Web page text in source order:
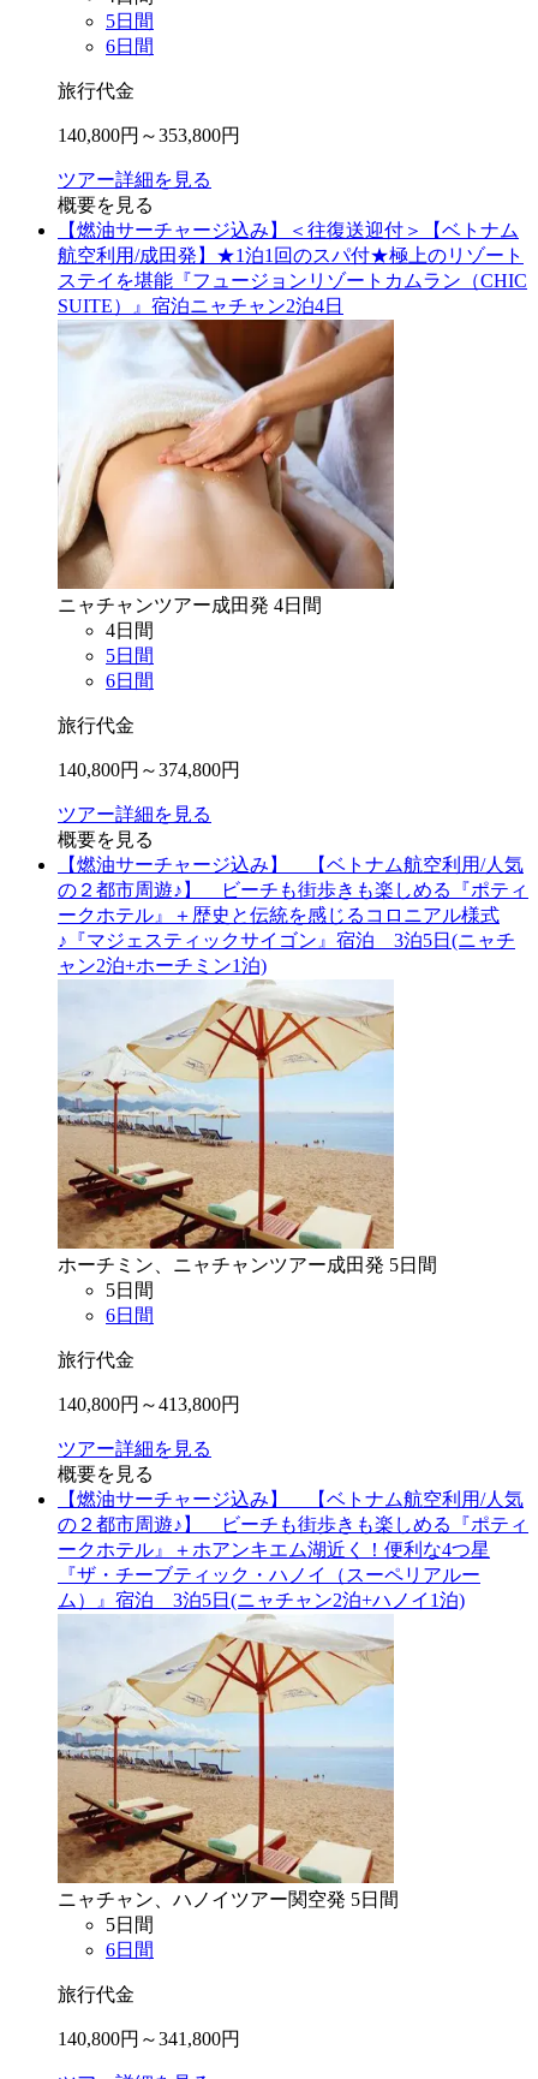
5日間
6日間
旅行代金
140,800円～353,800円
ツアー詳細を見る
概要を見る
【燃油サーチャージ込み】＜往復送迎付＞【ベトナム
航空利用/成田発】★1泊1回のスパ付★極上のリゾート
ステイを堪能『フュージョンリゾートカムラン（CHIC
SUITE）』宿泊ニャチャン2泊4日
ニャチャンツアー成田発 4日間
4日間
5日間
6日間
旅行代金
140,800円～374,800円
ツアー詳細を見る
概要を見る
【燃油サーチャージ込み】 【ベトナム航空利用/人気
の２都市周遊♪】 ビーチも街歩きも楽しめる『ポティ
ークホテル』＋歴史と伝統を感じるコロニアル様式
♪『マジェスティックサイゴン』宿泊 3泊5日(ニャチ
ャン2泊+ホーチミン1泊)
ホーチミン、ニャチャンツアー成田発 5日間
5日間
6日間
旅行代金
140,800円～413,800円
ツアー詳細を見る
概要を見る
【燃油サーチャージ込み】 【ベトナム航空利用/人気
の２都市周遊♪】 ビーチも街歩きも楽しめる『ポティ
ークホテル』＋ホアンキエム湖近く！便利な4つ星
『ザ・チーブティック・ハノイ（スーペリアルー
ム）』宿泊 3泊5日(ニャチャン2泊+ハノイ1泊)
ニャチャン、ハノイ ツアー関空発 5日間
5日間
6日間
旅行代金
140,800円～341,800円